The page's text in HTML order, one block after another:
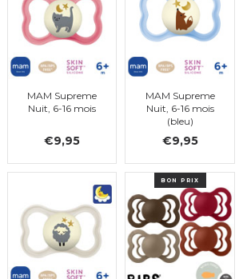
MAM Supreme
Nuit, 6-16 mois
€9,95
MAM Supreme
Nuit, 6-16 mois
(bleu)
€9,95
BON PRIX